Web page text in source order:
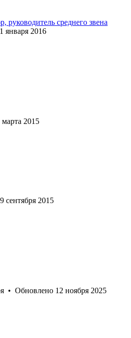
руководитель среднего звена
января 2016
марта 2015
сентября 2015
• Обновлено 12 ноября 2025